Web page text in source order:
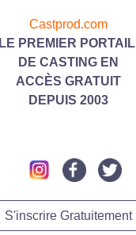
Castprod.com
LE PREMIER PORTAIL
DE CASTING EN
ACC ÈS GRATUIT
DEPUIS 2003
S'inscrire Gratuitement